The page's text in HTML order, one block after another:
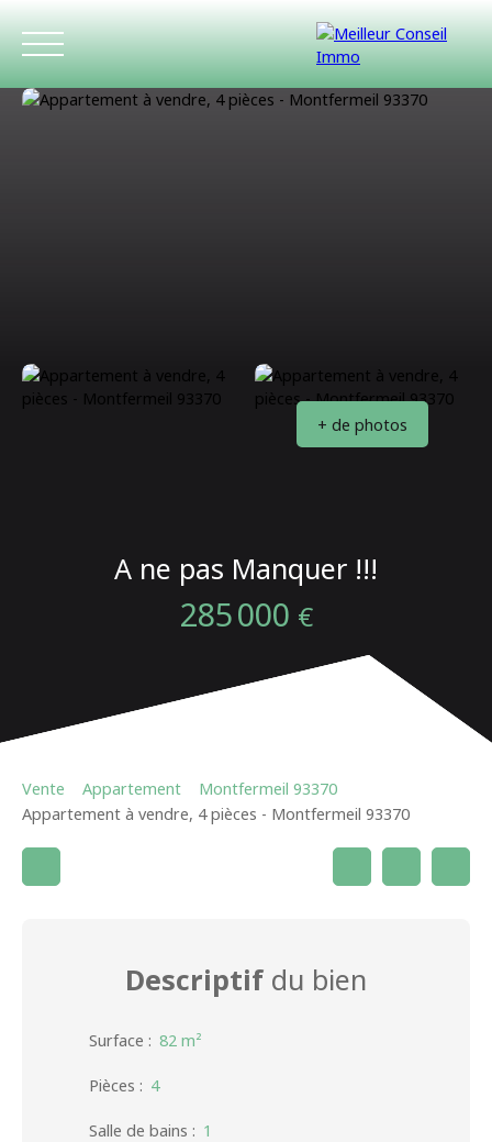
+ de photos
A ne pas Manquer !!!
285 000 €
Vente Appartement
Montfermeil 93370
Appartement à vendre, 4 pièces - Montfermeil 93370
Descriptif du bien
Surface : 82 m²
Pièces : 4
Salle de bains : 1